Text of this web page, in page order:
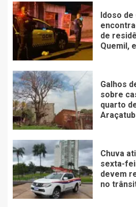
Idoso de
de
Quemil,
Galhos
sobre
quarto
Chuva
sexta-
devem
no